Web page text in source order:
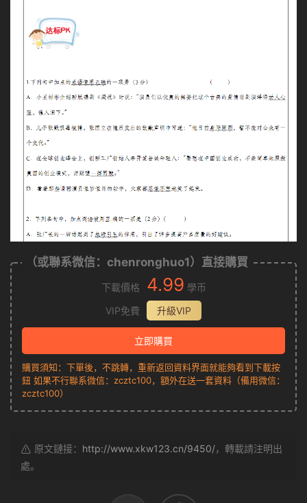
（或聯系微信：chenronghuo1）直接購買
下載價格 4.99 學币
VIP免費
升級VIP
立即購買
購買須知：下單後，不跳轉，重新返回資料界面就能夠看到下載按
鈕 如果不行聯系微信：zcztc100，額外在送一套資料（備用微信：
zcztc100）
原文鏈接： http://www.xkw123.cn/9450/，轉載請注明出
處。